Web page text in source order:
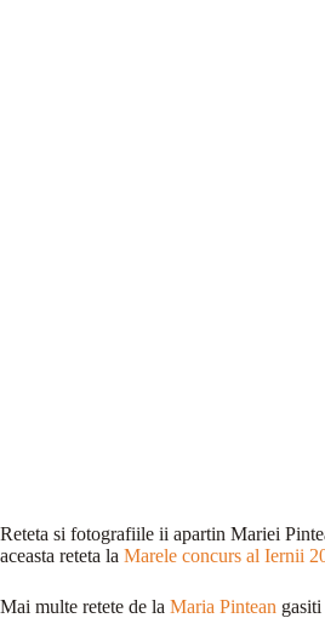
Reteta si fotografiile ii apartin Mariei
aceasta reteta la Marele concurs al Iernii
Mai multe retete de la Maria Pintean